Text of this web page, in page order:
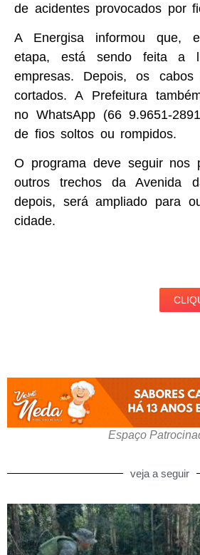
de acidentes provocados por
A Energisa informou que,
etapa, está sendo feita a
empresas. Depois, os cabos
cortados. A Prefeitura
no WhatsApp (66 9.9651-
de fios soltos ou rompidos.
O programa deve seguir nos
outros trechos da Avenida
depois, será ampliado para
cidade.
Espaço
veja a seguir